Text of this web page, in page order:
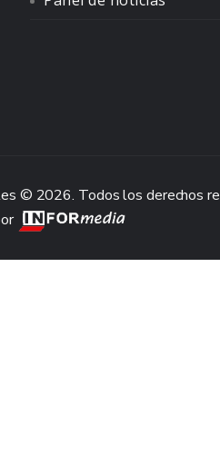
© 2026. Todos los derechos